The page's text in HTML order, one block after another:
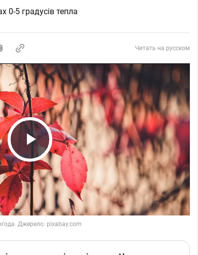
0-5 градусів тепла
Читать на русском
Play Video